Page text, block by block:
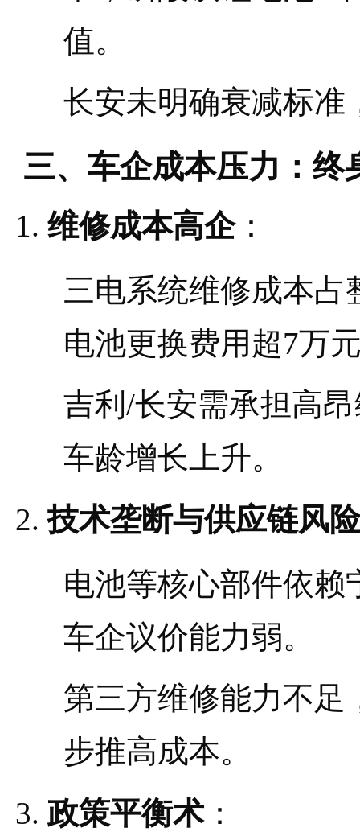
值。
长安未明确衰减标准
三、车企成本压力：终
维修成本高企：
三电系统维修成本占
电池更换费用超7万
吉利/长安需承担高
车龄增长上升。
技术垄断与供应链风
电池等核心部件依赖
车企议价能力弱。
第三方维修能力不足
步推高成本。
政策平衡术：